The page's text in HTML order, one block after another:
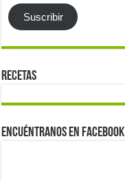
Suscribir
Recetas
Encuéntranos en Facebook